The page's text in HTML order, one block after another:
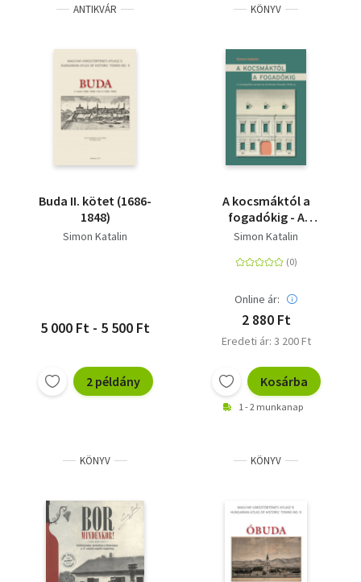
ANTIKVÁR
Buda II. kötet (1686-
1848)
Simon Katalin
5 000 Ft - 5 500 Ft
2 példány
KÖNYV
A kocsmáktól a
fogadókig - A
vendéglátás keretei és
1848-ig
Simon Katalin
Online ár:
2 880 Ft
Eredeti ár: 3 200 Ft
Kosárba
1 - 2 munkanap
KÖNYV KÖNYV